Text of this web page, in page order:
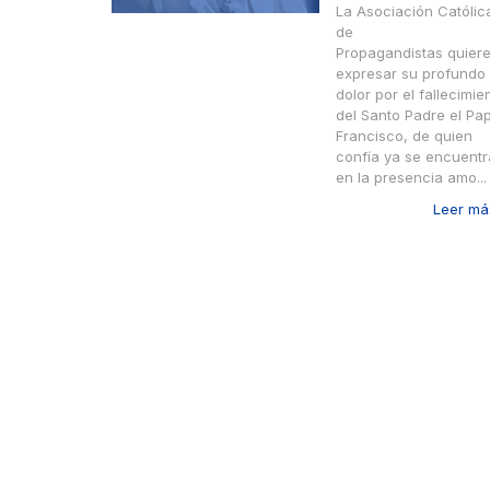
La Asociación
de
Propagandistas quiere
expresar su profundo
dolor por el
del Santo Padre el
Francisco, de quien
confía ya se
en la presencia amo...
Leer